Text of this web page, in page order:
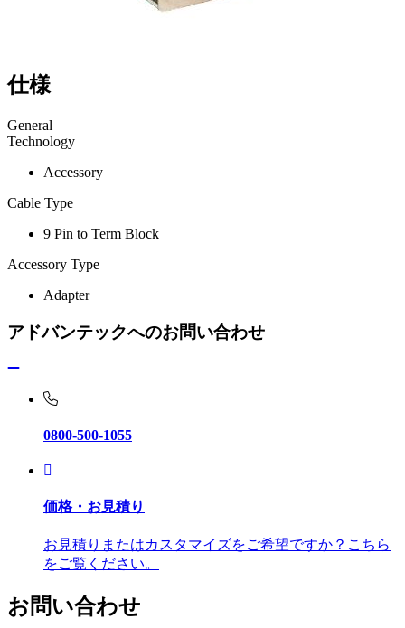
仕様
General
Technology
Accessory
Cable Type
9 Pin to Term Block
Accessory Type
Adapter
アドバンテックへのお問い合わせ
0800-500-1055
価格・お見積り
お見積りまたはカスタマイズをご希望ですか？こちら
をご覧ください。
お問い合わせ